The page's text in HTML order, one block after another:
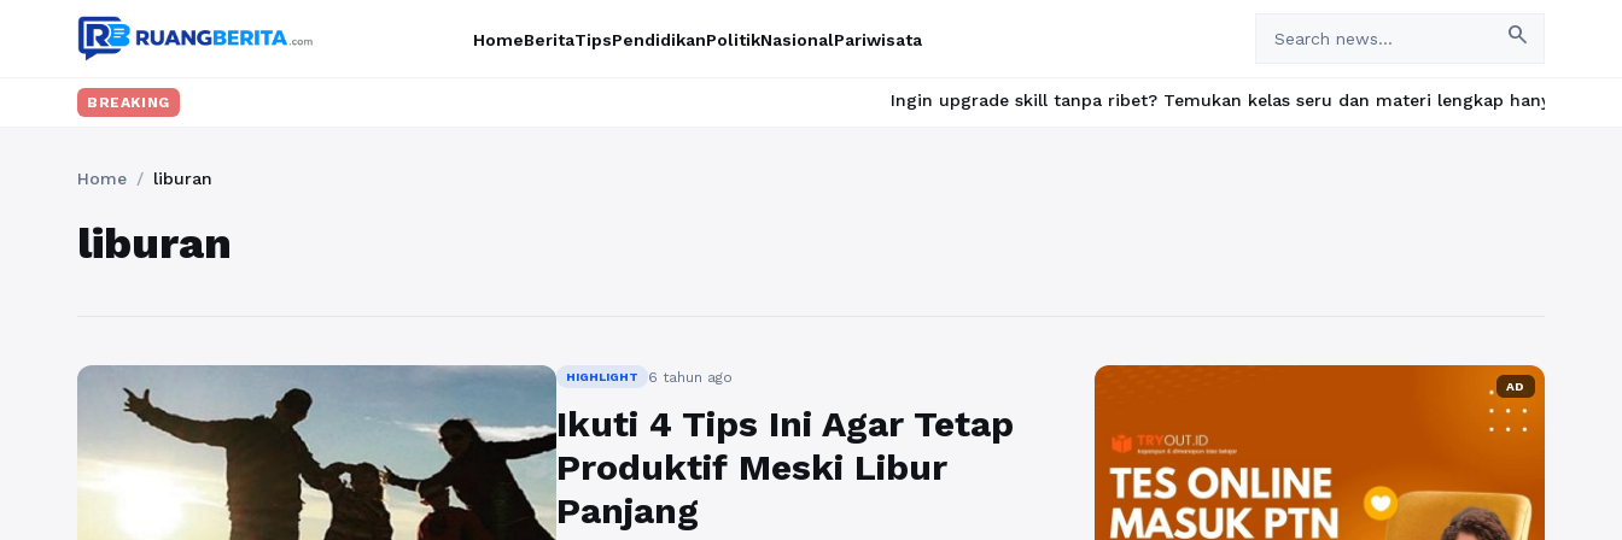
HomeBeritaTipsPendidikanPolitikNasionalPariwisata search
BREAKING Ingin upgrade skill tanpa ribet? Temukan kelas seru dan materi lengkap hanya di
Home / liburan
liburan
HIGHLIGHT 6 tahun ago
Ikuti 4 Tips Ini Agar Tetap
Produktif Meski Libur
Panjang
AD